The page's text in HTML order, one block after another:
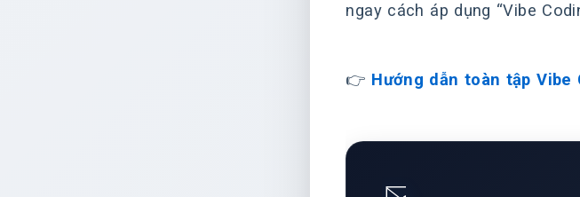
ngay cách áp dụng “Vibe
👉 Hướng dẫn toàn tập Vibe